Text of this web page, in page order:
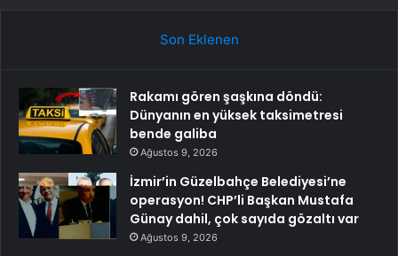
Son Eklenen
Rakamı gören şaşkına döndü:
Dünyanın en yüksek taksimetresi
bende galiba
Ağustos 9, 2026
İzmir’in Güzelbahçe Belediyesi’ne
operasyon! CHP’li Başkan Mustafa
Günay dahil, çok sayıda gözaltı var
Ağustos 9, 2026